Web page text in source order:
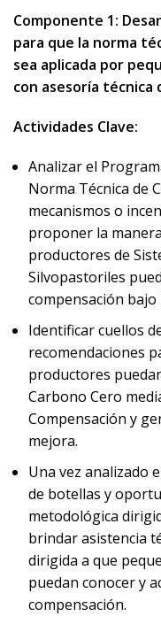
Componente 1:
para que la norma
sea aplicada por
con asesoría técnica
Actividades Clave:
Analizar el
Norma Técnica de
mecanismos o
proponer la
productores de
Silvopastoriles
compensación
Identificar cuellos
recomendaciones
productores
Carbono Cero
Compensación y
mejora.
Una vez analizado
de botellas y
metodológica
brindar asistencia
dirigida a que
puedan conocer y
compensación.